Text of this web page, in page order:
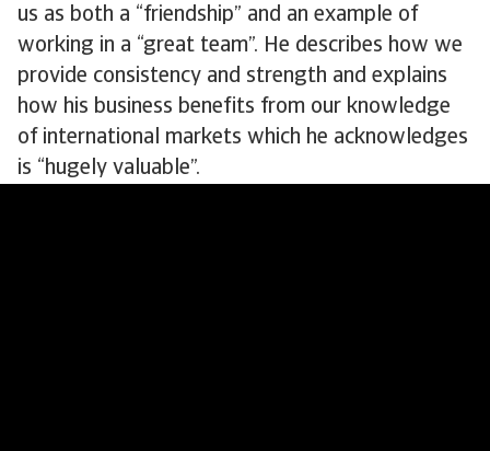
us as both a “friendship” and an example of
working in a “great team”. He describes how we
provide consistency and strength and explains
how his business benefits from our knowledge
of international markets which he acknowledges
is “hugely valuable”.